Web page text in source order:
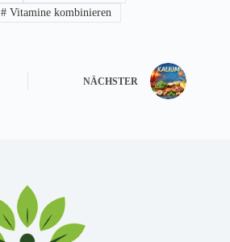
#Vitamine kombinieren
NÄCHSTER